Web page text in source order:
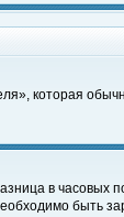
которая
в часовых
быть